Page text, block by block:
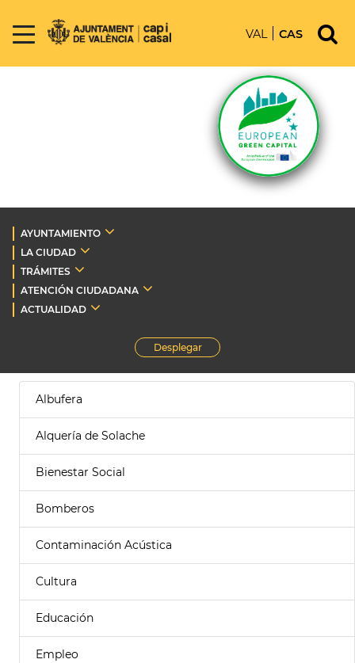
VAL CAS
AYUNTAMIENTO
LA CIUDAD
TRÁMITES
ATENCIÓN CIUDADANA
ACTUALIDAD
Desplegar
Albufera
Alquería de Solache
Bienestar Social
Bomberos
Contaminación Acústica
Cultura
Educación
Empleo